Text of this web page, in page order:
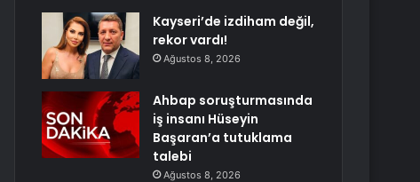
Kayseri’de izdiham değil,
rekor vardı!
Ağustos 8, 2026
Ahbap soruşturmasında
iş insanı Hüseyin
Başaran’a tutuklama
talebi
Ağustos 8, 2026